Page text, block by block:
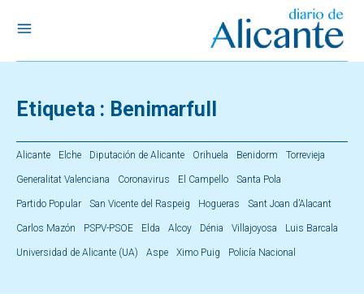
Etiqueta : Benimarfull
Alicante Elche Diputación de Alicante Orihuela Benidorm Torrevieja
Generalitat Valenciana Coronavirus El Campello Santa Pola
Partido Popular San Vicente del Raspeig Hogueras Sant Joan d’Alacant
Carlos Mazón PSPV-PSOE Elda Alcoy Dénia Villajoyosa Luis Barcala
Universidad de Alicante (UA) Aspe Ximo Puig Policía Nacional